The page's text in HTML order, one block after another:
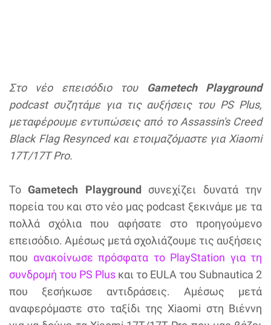
Στο νέο επεισόδιο του
Gametech Playground
podcast συζητάμε για τις αυξήσεις του PS Plus,
μεταφέρουμε εντυπώσεις από το Assassin's Creed
Black Flag Resynced και ετοιμαζόμαστε για Xiaomi
17T/17T Pro.
ToGametech Playground συνεχίζει δυνατά την
πορεία του και στο νέο μας podcast ξεκινάμε με τα
πολλά σχόλια που αφήσατε στο προηγούμενο
επεισόδιο. Αμέσως μετά σχολιάζουμε τις αυξήσεις
που ανακοίνωσε πρόσφατα το PlayStation για τη
συνδρομή του PS Plus και το EULA του Subnautica 2
που ξεσήκωσε αντιδράσεις. Αμέσως μετά
αναφερόμαστε στο ταξίδι της Xiaomi στη Βιέννη